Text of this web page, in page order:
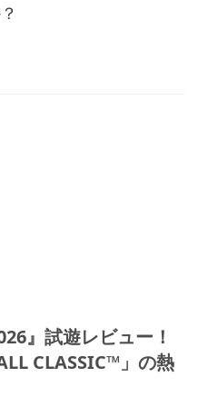
』試遊レビュー！
CLASSIC™」の熱